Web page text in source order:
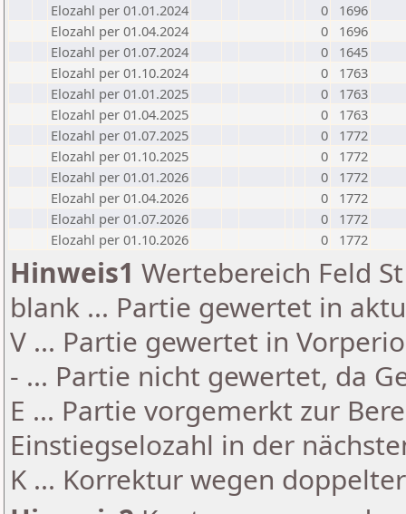
Elozahl per 01.01.2024
0
1696
Elozahl per 01.04.2024
0
1696
Elozahl per 01.07.2024
0
1645
Elozahl per 01.10.2024
0
1763
Elozahl per 01.01.2025
0
1763
Elozahl per 01.04.2025
0
1763
Elozahl per 01.07.2025
0
1772
Elozahl per 01.10.2025
0
1772
Elozahl per 01.01.2026
0
1772
Elozahl per 01.04.2026
0
1772
Elozahl per 01.07.2026
0
1772
Elozahl per 01.10.2026
0 1772
Hinweis1 Wertebereich Feld
blank ... Partie gewertet in
V ... Partie gewertet in
- ... Partie nicht gewertet, da
E ... Partie vorgemerkt zur
Einstiegselozahl in der
K ... Korrektur wegen